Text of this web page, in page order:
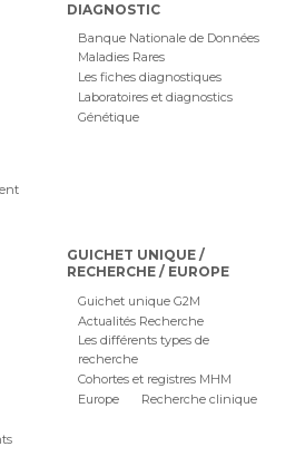
DIAGNOSTIC
Banque Nationale de Données
Maladies Rares
Les fiches diagnostiques
Laboratoires et diagnostics
Génétique
GUICHET UNIQUE /
RECHERCHE / EUROPE
Guichet unique G2M
Actualités Recherche
Les différents types de
recherche
Cohortes et registres MHM
Europe
Recherche clinique